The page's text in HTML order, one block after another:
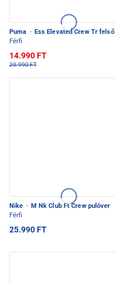
Puma · Ess Elevated Crew Tr felső
Férfi
14.990 FT
20.990 FT
Nike · M Nk Club Ft Crew pulóver
Férfi
25.990 FT